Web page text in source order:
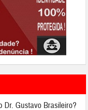
Dr. Gustavo Brasileiro?